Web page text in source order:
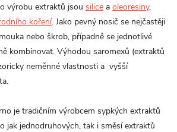
výrobu extraktů jsou silice a oleoresiny,
koření. Jako pevný nosič se nejčastěji
nebo škrob, případně se jednotlivé
kombinovat. Výhodou saromexů (extraktů
neměnné vlastnosti a vyšší
je tradičním výrobcem sypkých extraktů
jak jednodruhových, tak i směsí extraktů